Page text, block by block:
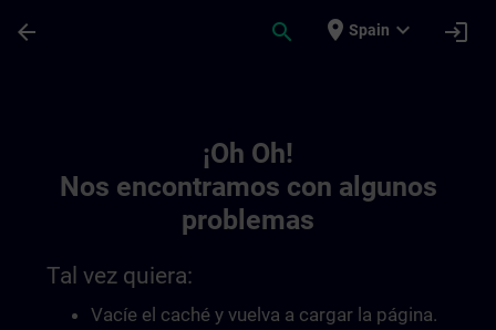
arrow_back search place Spain expand_more login
¡Oh Oh!
Nos encontramos con algunos
problemas
Tal vez quiera:
Vacíe el caché y vuelva a cargar la página.